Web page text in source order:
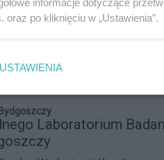
się konferencja prasowa,
Miasta Bydgoszczy
Laboratorium
. oraz po kliknięciu w „Ustawienia”.
USTAWIENIA